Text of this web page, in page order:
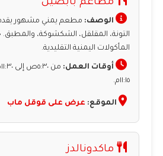
مطاعم بابصيل
الوصف: مطعم يمني مشهور
التونة، المقلقل، الشكشوكة، والمطبق.
المأكولات اليمنية التقليدية.
أوقات العمل:
١١:١٥م.
الموقع: عرض على قوقل ماب
ماكدونالدز